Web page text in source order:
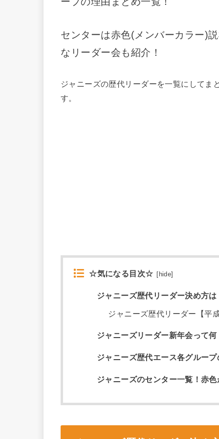
センターは赤色(メンバーカラー)
なリーダー会も紹介！
ジャニーズの歴代リーダーを一覧にしてま
す。
☆気になる目次☆ hide
ジャニーズ歴代リーダー決め方
ジャニーズ歴代リーダー【平
ジャニーズリーダー新年会って何
ジャニーズ歴代エース各グルー
ジャニーズのセンター一覧！赤